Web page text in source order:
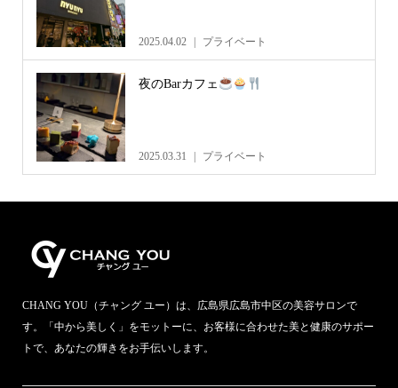
2025.04.02 プライベート
夜のBarカフェ
2025.03.31 プライベート
CHANG YOU（チャング ユー）は、広島県広島市中区の美容サロンで
す。「中から美しく」をモットーに、お客様に合わせた美と健康のサポー
トで、あなたの輝きをお手伝いします。